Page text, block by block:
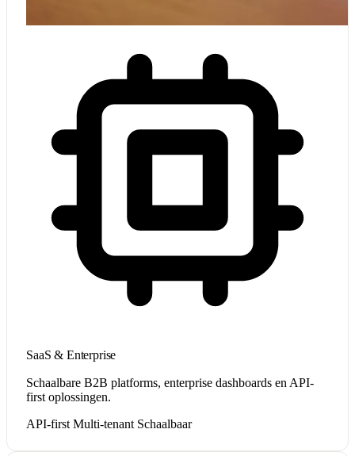
SaaS & Enterprise
Schaalbare B2B platforms, enterprise dashboards en API-
first oplossingen.
API-first Multi-tenant Schaalbaar